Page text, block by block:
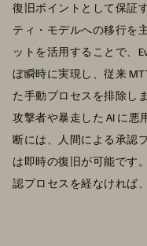
復旧ポイントとして保証
ティ・モデルへの移行を
ットを活用することで、
ぼ瞬時に実現し、従来
た手動プロセスを排除し
攻撃者や暴走した AI に悪
断には、人間による承認
は即時の復旧が可能です
認プロセスを経なければ